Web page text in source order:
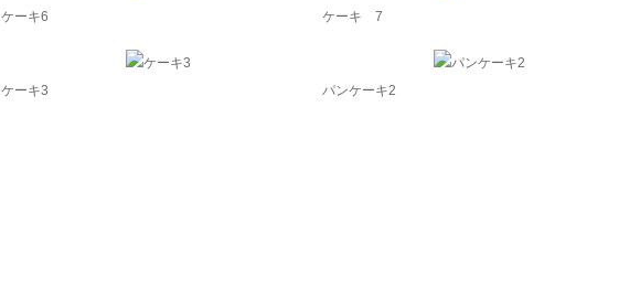
ケーキ6 ケーキ 7
ケーキ3 パンケーキ2